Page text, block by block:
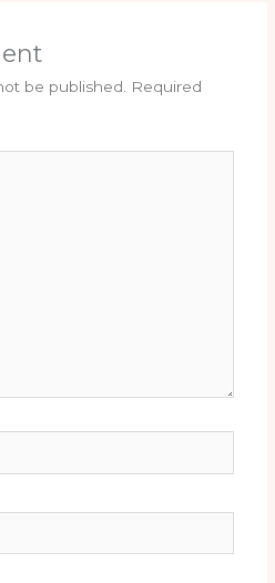
be published.
Required